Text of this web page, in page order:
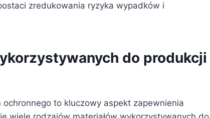
zredukowania ryzyka wypadków i
do produkcji
to kluczowy aspekt zapewnienia